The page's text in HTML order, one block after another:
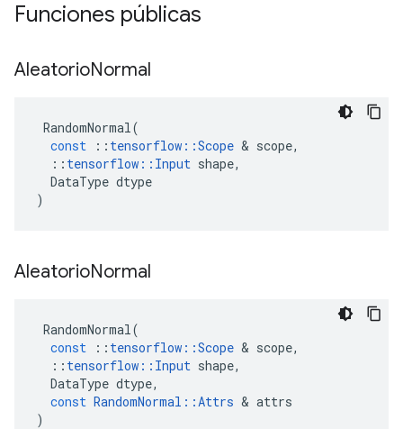
Funciones públicas
AleatorioNormal
RandomNormal(
const
:: tensorflow ::Scope & scope,
:: tensorflow :: Input shape,
DataType dtype
)
AleatorioNormal
RandomNormal(
const
:: tensorflow ::Scope & scope,
:: tensorflow :: Input shape,
DataType dtype,
const RandomNormal ::Attrs & attrs
)